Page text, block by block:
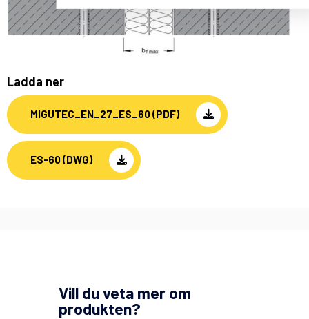
Ladda ner
MIGUTEC_EN_27_ES_60 (PDF)
ES-60 (DWG)
Vill du veta mer om
produkten?